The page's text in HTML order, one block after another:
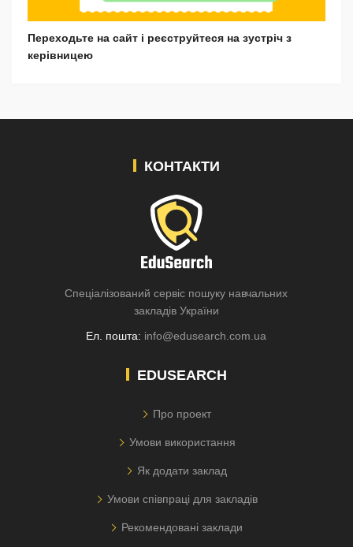
Переходьте на сайт і реєструйтеся на зустріч з
керівницею
КОНТАКТИ
Спеціалізований сервіс пошуку навчальних
закладів України
Ел. пошта: info@edusearch.com.ua
EDUSEARCH
Про проект
Умови використання
Як додати заклад
Умови співпраці для закладів
Рекомендовані заклади